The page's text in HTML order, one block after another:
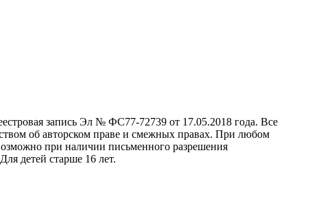
запись Эл № ФС77-72739 от 17.05.2018 года. Все
об авторском праве и смежных правах. При любом
при наличии письменного разрешения
детей старше 16 лет.